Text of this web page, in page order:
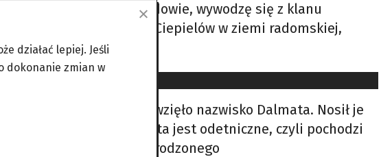
w nieodległym Leopoldowie, wywodzę się z klanu
nasze gniazdo to Ciepielów w ziemi radomskiej,
wyjaśnienie, skąd się wzięło nazwisko Dalmata. Nosił je
Zofio, nazwisko Dalmata jest odetniczne, czyli pochodzi
o kogoś przybyłego, urodzonego
działać lepiej. Jeśli
dokonanie zmian w